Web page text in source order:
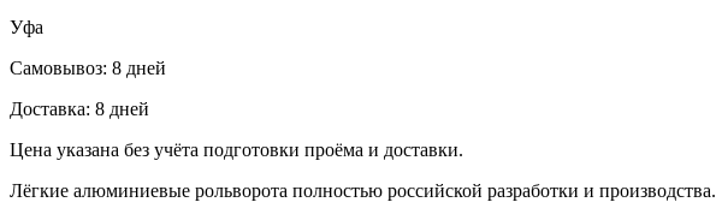
Уфа
Cамовывоз: 8 дней
Доставка: 8 дней
Цена указана без учёта подготовки проёма и доставки.
Лёгкие алюминиевые рольворота полностью российской разработки и производства.